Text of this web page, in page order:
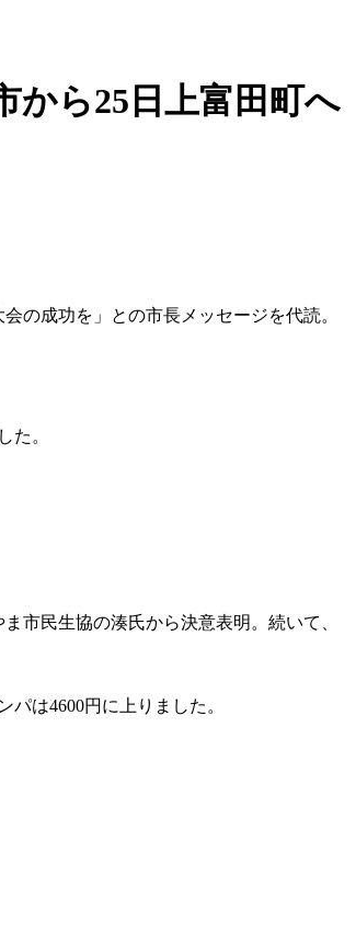
から25日上富田町へ
の成功を」との市長メッセージを代読。
た。
市民生協の湊氏から決意表明。続いて、
は4600円に上りました。